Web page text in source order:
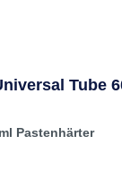
Tube
Pastenhärter